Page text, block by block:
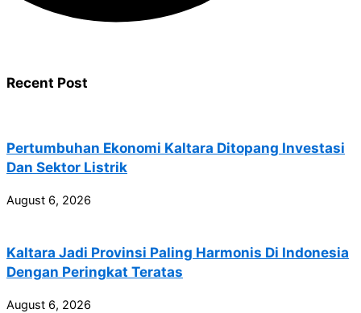
Recent Post
Pertumbuhan Ekonomi Kaltara Ditopang Investasi
Dan Sektor Listrik
August 6, 2026
Kaltara Jadi Provinsi Paling Harmonis Di Indonesia
Dengan Peringkat Teratas
August 6, 2026